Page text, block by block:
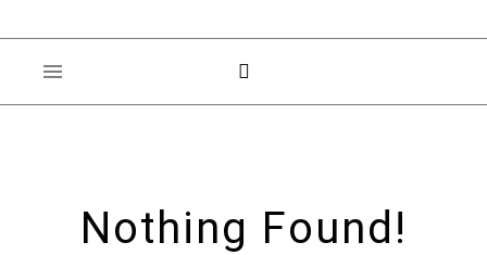
Nothing Found!